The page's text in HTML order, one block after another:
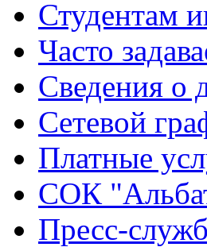
Студентам
Часто
Сведения о
Сетевой
Платные
СОК
Пресс-